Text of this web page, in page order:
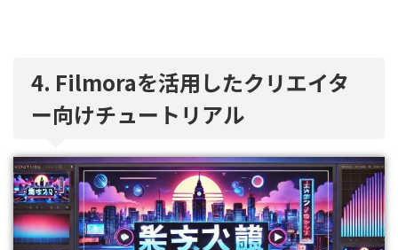
4. Filmoraを活用したクリエイタ
ー向けチュートリアル